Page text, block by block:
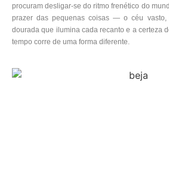
procuram desligar-se do ritmo frenético do
prazer das pequenas coisas — o céu
dourada que ilumina cada recanto e a certeza
tempo corre de uma forma diferente.